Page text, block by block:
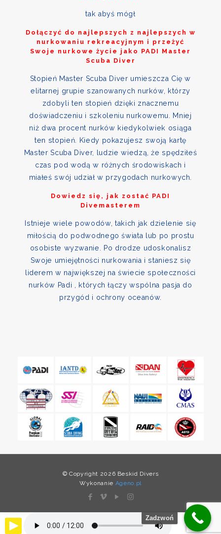
tak abyś mógł
Dołączyć do najlepszych z najlepszych w
nurkowaniu rekreacyjnym i przeżyć
Swoje nurkowe życie jako PADI Master
Scuba Diver
Stopień Master Scuba Diver umieszcza Cię w
elitarnej grupie szanowanych nurków, którzy
zdobyli ten stopień dzięki znacznemu
doświadczeniu i szkoleniu nurkowemu. Mniej
niż dwa procent nurków kiedykolwiek osiąga
ten stopień. Kiedy pokazujesz swoją kartę
Master Scuba Diver, ludzie wiedzą, że spędziłeś
czas pod wodą w różnych środowiskach i
miałeś swój udział w przygodach nurkowych.
Dowiedz się, jak zostać PADI
Divemasterem
Istnieje wiele powodów, takich jak dzielenie się
miłością do podwodnego świata lub po prostu
osobiste wyzwanie. Po drodze udoskonalisz
Swoje umiejętności nurkowania i staniesz się
liderem w największej na świecie społeczności
nurków Padi , których łączy wspólna pasja do
przygód i ochrony oceanów.
© Copyright 2026 Beskid Divers
Wykonanie Ageno.pl
Zadzwoń